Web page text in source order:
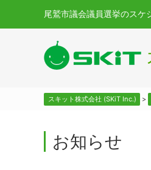
尾鷲市議会議員選挙のス
スキット株式会社 (SKiT Inc.) >
お知らせ